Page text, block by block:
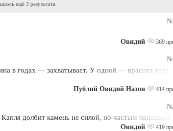
ещё 3 результата
Овидий 369
в годах — захватывает. У одной — красота тела, у
Публий Овидий Назон 414
долбит камень не силой, но частым паденьем.
Овидий 419